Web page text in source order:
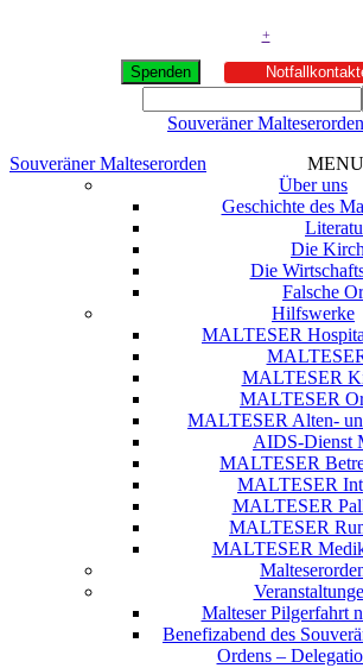
+
Spenden
Souveräner Malteserorden
Souveräner Malteserorden
MENU
Über uns
Geschichte des
Die
Die
Falsche
Hilfswerke
MALTESER
MALTESER
MALTESER
MALTESER Alten-
AIDS-Dienst
MALTESER
MALTESER
MALTESER
MALTESER
MALTESER
Malteser Pilgerfahrt
Benefizabend des
Ordens –